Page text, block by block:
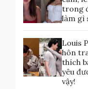
trong
làm gì
Louis
hôn
thích
yêu
vậy!